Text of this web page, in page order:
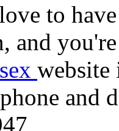
to
and
website
and